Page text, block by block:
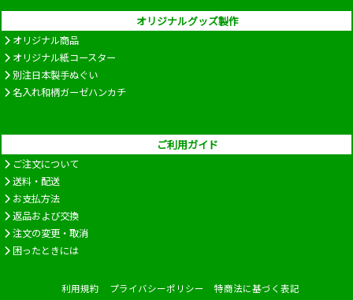
オリジナルグッズ製作
オリジナル商品
オリジナル紙コースター
別注日本製手ぬぐい
名入れ和柄ガーゼハンカチ
ご利用ガイド
ご注文について
送料・配送
お支払方法
返品および交換
注文の変更・取消
困ったときには
利用規約 プライバシーポリシー 特商法に基づく表記